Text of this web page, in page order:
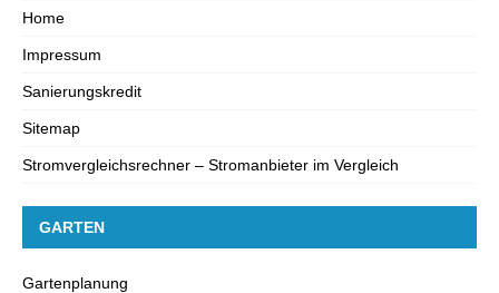
Home
Impressum
Sanierungskredit
Sitemap
Stromvergleichsrechner – Stromanbieter im Vergleich
GARTEN
Gartenplanung